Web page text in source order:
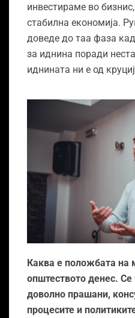
инвестираме во
стабилна економија.
доведе до таа фаза
за иднина поради
иднината ни е од
Каква е положбата на
општеството денес. Се
доволно прашани,
процесите и